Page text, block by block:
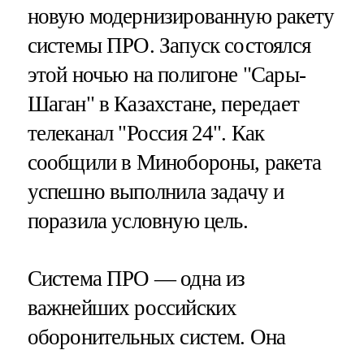
новую модернизированную ракету
системы ПРО. Запуск состоялся
этой ночью на полигоне "Сары-
Шаган" в Казахстане, передает
телеканал "Россия 24". Как
сообщили в Минобороны, ракета
успешно выполнила задачу и
поразила условную цель.
Система ПРО — одна из
важнейших российских
оборонительных систем. Она